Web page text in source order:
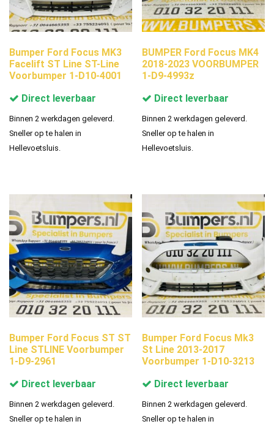
Bumper Ford Focus MK3
Facelift ST Line ST-Line
Voorbumper 1-D10-4001
Direct leverbaar
Binnen 2 werkdagen geleverd.
Sneller op te halen in
Hellevoetsluis.
BUMPER Ford Focus MK4
2018-2023 VOORBUMPER
1-D9-4993z
Direct leverbaar
Binnen 2 werkdagen geleverd.
Sneller op te halen in
Hellevoetsluis.
Bumper Ford Focus ST ST
Line STLINE Voorbumper
1-D9-2961
Direct leverbaar
Binnen 2 werkdagen geleverd.
Sneller op te halen in
Bumper Ford Focus Mk3
St Line 2013-2017
Voorbumper 1-D10-3213
Direct leverbaar
Binnen 2 werkdagen geleverd.
Sneller op te halen in